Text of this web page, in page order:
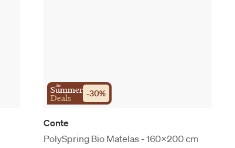
the
Summer
Deals -30%
Conte
PolySpring Bio Matelas - 160x200 cm